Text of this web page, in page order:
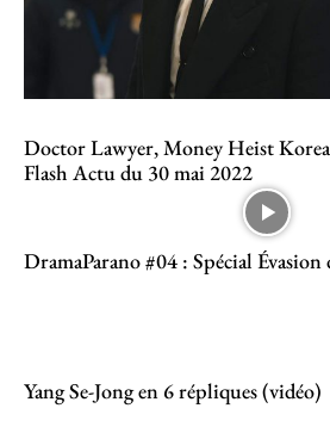
Doctor Lawyer, Money Heist
Flash Actu du 30 mai 2022
DramaParano #04 : Spécial
Yang Se-Jong en 6 répliques (vidéo)